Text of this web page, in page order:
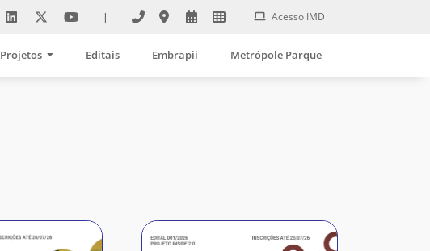
| Acesso IMD
Projetos Editais Embrapii Metrópole Parque